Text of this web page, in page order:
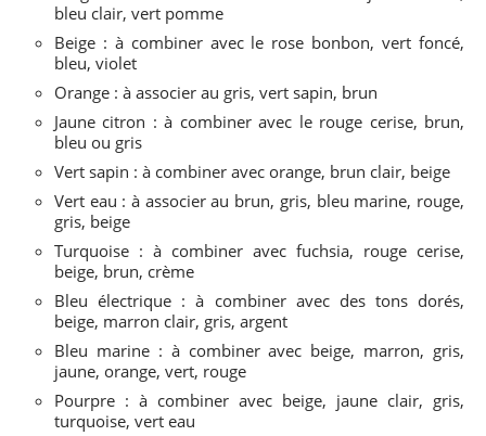
bleu clair, vert pomme
Beige : à combiner avec le rose bonbon, vert foncé,
bleu, violet
Orange : à associer au gris, vert sapin, brun
Jaune citron : à combiner avec le rouge cerise, brun,
bleu ou gris
Vert sapin : à combiner avec orange, brun clair, beige
Vert eau : à associer au brun, gris, bleu marine, rouge,
gris, beige
Turquoise : à combiner avec fuchsia, rouge cerise,
beige, brun, crème
Bleu électrique : à combiner avec des tons dorés,
beige, marron clair, gris, argent
Bleu marine : à combiner avec beige, marron, gris,
jaune, orange, vert, rouge
Pourpre : à combiner avec beige, jaune clair, gris,
turquoise, vert eau